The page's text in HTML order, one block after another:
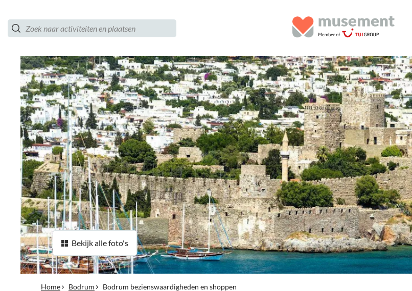
Bekijk alle foto's
Home Bodrum Bodrum bezienswaardigheden en shoppen